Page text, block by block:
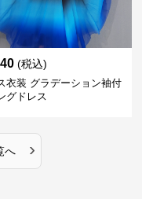
(税込)
衣装 グラデーション袖付
グドレス
へ ›